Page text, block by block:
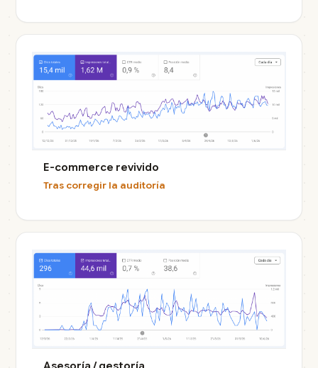
E-commerce revivido
Tras corregir la auditoría